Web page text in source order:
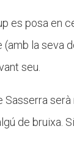
es posa en
la seva
seu.
Sasserra
de